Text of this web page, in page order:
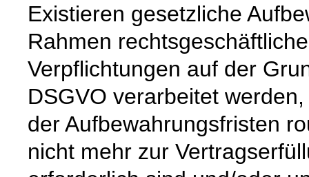
Existieren gesetzliche
Rahmen
Verpflichtungen auf der
DSGVO verarbeitet
der Aufbewahrungsfristen
nicht mehr zur